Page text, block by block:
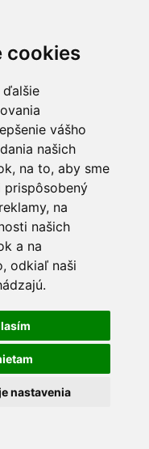
cookies
vášho
našich
na to, aby sme
na
našich
a na
odkiaľ naši
nastavenia
, BrokerSoft s.r.o. ,